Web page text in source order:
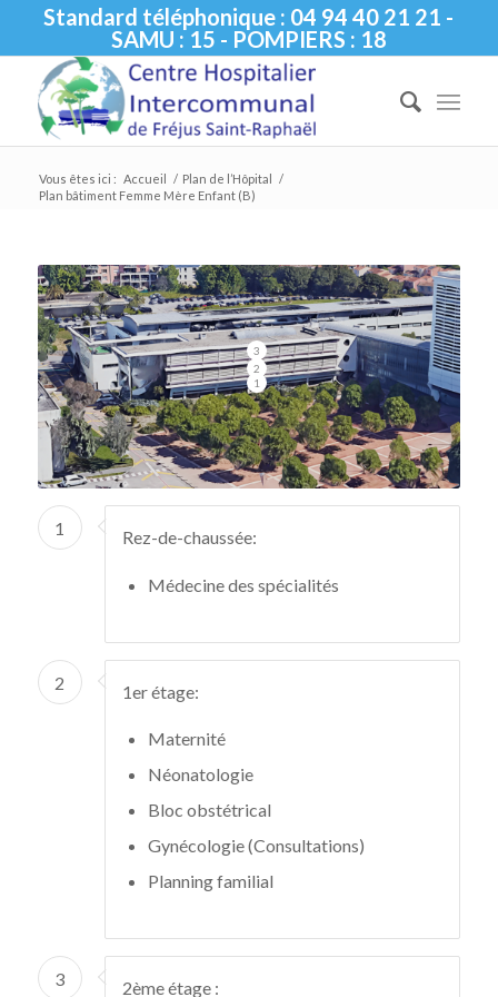
Standard téléphonique : 04 94 40 21 21 -
SAMU : 15 - POMPIERS : 18
Vous êtes ici : Accueil / Plan de l’Hôpital /
Plan bâtiment Femme Mère Enfant (B)
1
2
3
1 Rez-de-chaussée:
Médecine des spécialités
2 1er étage:
Maternité
Néonatologie
Bloc obstétrical
Gynécologie (Consultations)
Planning familial
3 2ème étage :